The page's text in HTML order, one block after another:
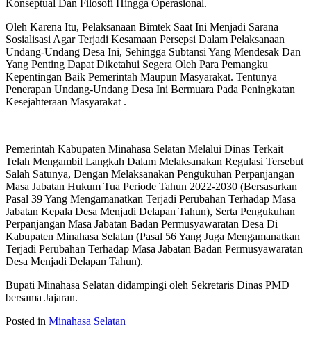
Konseptual Dan Filosofi Hingga Operasional.
Oleh Karena Itu, Pelaksanaan Bimtek Saat Ini Menjadi Sarana
Sosialisasi Agar Terjadi Kesamaan Persepsi Dalam Pelaksanaan
Undang-Undang Desa Ini, Sehingga Subtansi Yang Mendesak Dan
Yang Penting Dapat Diketahui Segera Oleh Para Pemangku
Kepentingan Baik Pemerintah Maupun Masyarakat. Tentunya
Penerapan Undang-Undang Desa Ini Bermuara Pada Peningkatan
Kesejahteraan Masyarakat .
Pemerintah Kabupaten Minahasa Selatan Melalui Dinas Terkait
Telah Mengambil Langkah Dalam Melaksanakan Regulasi Tersebut
Salah Satunya, Dengan Melaksanakan Pengukuhan Perpanjangan
Masa Jabatan Hukum Tua Periode Tahun 2022-2030 (Bersasarkan
Pasal 39 Yang Mengamanatkan Terjadi Perubahan Terhadap Masa
Jabatan Kepala Desa Menjadi Delapan Tahun), Serta Pengukuhan
Perpanjangan Masa Jabatan Badan Permusyawaratan Desa Di
Kabupaten Minahasa Selatan (Pasal 56 Yang Juga Mengamanatkan
Terjadi Perubahan Terhadap Masa Jabatan Badan Permusyawaratan
Desa Menjadi Delapan Tahun).
Bupati Minahasa Selatan didampingi oleh Sekretaris Dinas PMD
bersama Jajaran.
Posted in Minahasa Selatan